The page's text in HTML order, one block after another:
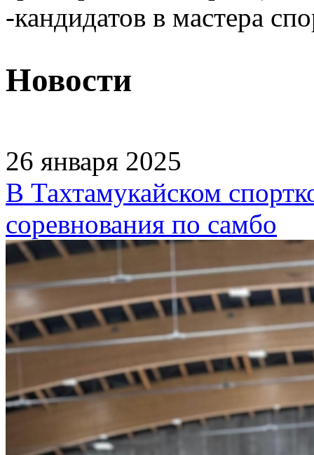
-кандидатов в мастера
Новости
26 января 2025
В Тахтамукайском
соревнования по самбо